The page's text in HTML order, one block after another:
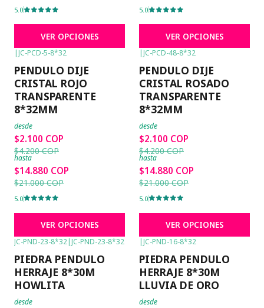
5.0
VER OPCIONES
5.0
VER OPCIONES
|JC-PCD-5-8*32
PENDULO DIJE
CRISTAL ROJO
TRANSPARENTE
8*32MM
desde
$2.100 COP
$4.200 COP
hasta
$14.880 COP
$21.000 COP
5.0
VER OPCIONES
|JC-PCD-48-8*32
PENDULO DIJE
CRISTAL ROSADO
TRANSPARENTE
8*32MM
desde
$2.100 COP
$4.200 COP
hasta
$14.880 COP
$21.000 COP
5.0
VER OPCIONES
JC-PND-23-8*32|JC-PND-23-8*32
PIEDRA PENDULO
HERRAJE 8*30M
HOWLITA
desde
|JC-PND-16-8*32
PIEDRA PENDULO
HERRAJE 8*30M
LLUVIA DE ORO
desde